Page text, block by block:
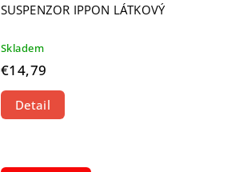
SUSPENZOR IPPON LÁTKOVÝ
Skladem
€14,79
Detail